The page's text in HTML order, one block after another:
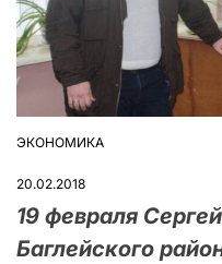
ОПУБЛІКУВАТИ
ЭКОНОМИКА
20.02.2018
19 февраля
Баглейского